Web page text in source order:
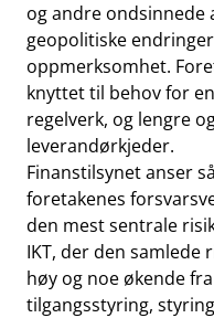
og andre ondsinnede
geopolitiske
oppmerksomhet.
knyttet til behov for
regelverk, og lengre
leverandørkjeder.
Finanstilsynet anser
foretakenes
den mest sentrale
IKT, der den
høy og noe økende
tilgangsstyring,